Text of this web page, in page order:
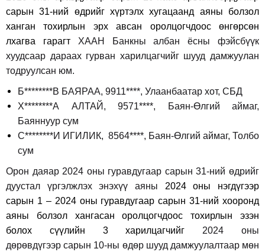
сарын 31-ний өдрийг хүртэлх хугацаанд аяны болзол
ханган тохирлын эрх авсан оролцогчдоос өнгөрсөн
лхагва гарагт ХААН Банкны албан ёсны фэйсбүүк
хуудсаар дараах гурван харилцагчийг шууд дамжуулан
тодруулсан юм.
Б********В БАЯРАА, 9911****, Улаанбаатар хот, СБД
Х********А АЛТАЙ, 9571****, Баян-Өлгий аймаг,
Баяннуур сум
С********И ИГИЛИК, 8564****, Баян-Өлгий аймаг, Толбо
сум
Орон даяар 2024 оны гуравдугаар сарын 31-ний өдрийг
дуустал үргэлжлэх энэхүү аяны 2024 оны нэгдүгээр
сарын 1 – 2024 оны гуравдугаар сарын 31-ний хооронд
аяны болзол хангасан оролцогчдоос тохирлын эзэн
болох сүүлийн 3 харилцагчийг 2024 оны
дөрөвдүгээр сарын 10-ны өдөр шууд дамжуулалтаар мөн